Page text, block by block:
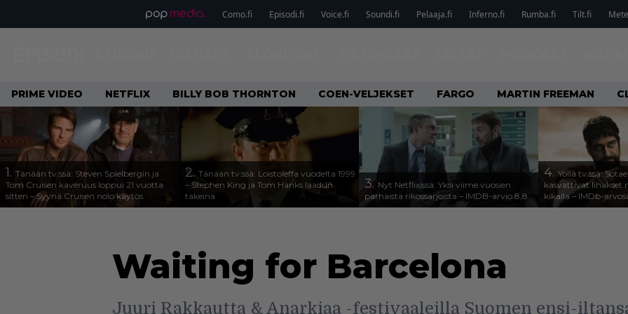
Como.fi Episodi.fi Voice.fi Soundi.fi Pelaaja.fi Inferno.fi Rumba.fi Tilt.fi
PRIME VIDEO NETFLIX BILLY BOB THORNTON COEN-VELJEKSET FARGO MARTIN FREEMAN
1. Tänään tv:ssä: Steven Spielbergin ja
Tom Cruisen kaveruus loppui 21 vuotta
sitten – Syynä Cruisen nolo käytös
2. Tänään tv:ssä: Loistoleffa vuodelta 1999
– Stephen King ja Tom Hanks laadun
takeina
3. Nyt Netflixissä: Yksi viime vuosien
parhaista rikossarjoista – IMDB-arvio 8,8
4. Yöllä tv:ssä:
kasvattivat lihakset
kikalla – IMDb-
Waiting for Barcelona
Juuri Rakkautta & Anarkiaa -festivaaleilla Suomen ensi-